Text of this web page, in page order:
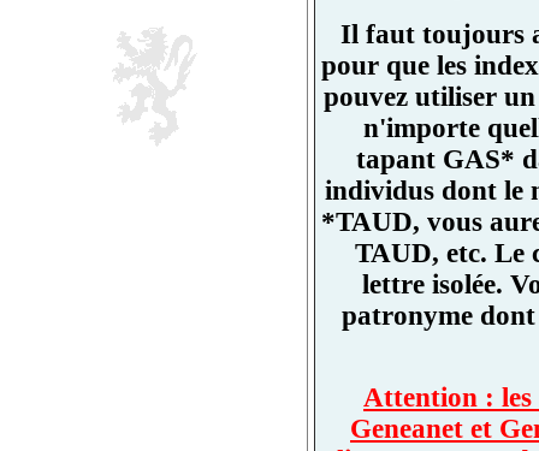
Il faut toujours
pour que les
pouvez utiliser
n'importe
tapant GAS*
individus dont le
*TAUD, vous
TAUD, etc. Le
lettre isolée.
patronyme dont
Attention : les
Geneanet et